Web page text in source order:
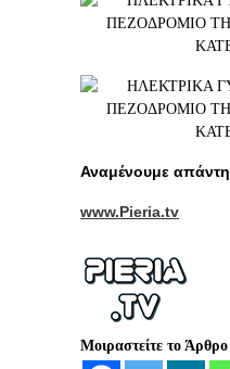
Αναμένουμε
www.Pieria.tv
Μοιραστείτε το Άρθρο